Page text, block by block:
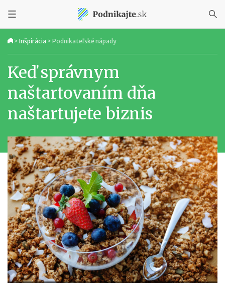
> Inšpirácia > Podnikateľské nápady
Keď správnym
naštartovaním dňa
naštartujete biznis